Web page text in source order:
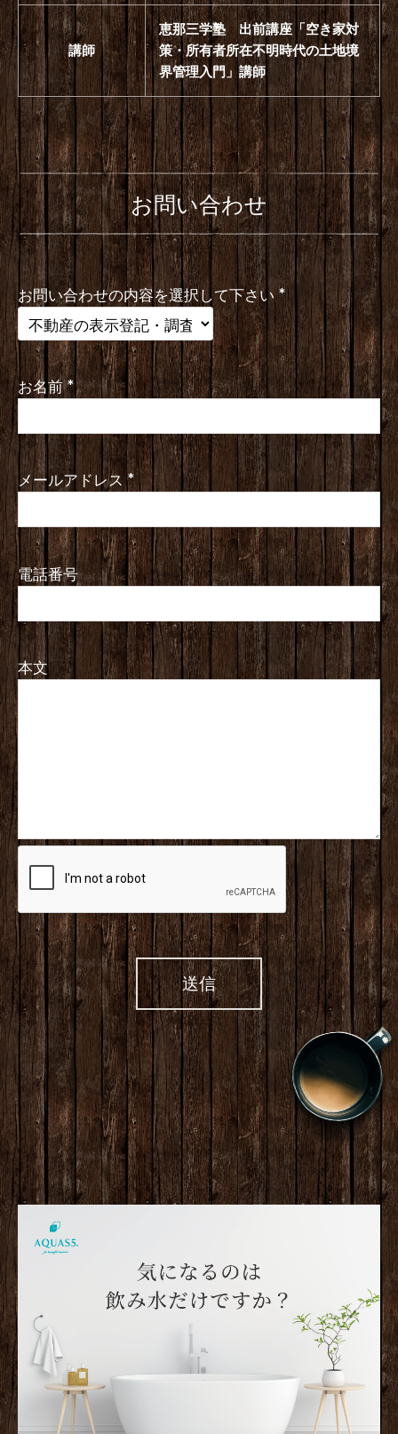
お問い合わせ
お問い合わせの内容を選択して下さい *
お名前 *
メールアドレス *
電話番号
本文
©2026 土地家屋調査士 おおしま事務所
. All Rights Reser